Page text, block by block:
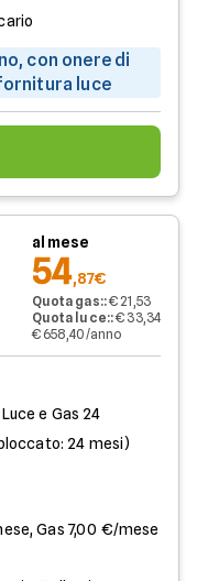
con onere di
luce
al mese
54,87€
Quota gas::€ 21,53
Quota luce::€ 33,34
€ 658,40/anno
e Gas 24
24 mesi)
Gas 7,00 €/mese